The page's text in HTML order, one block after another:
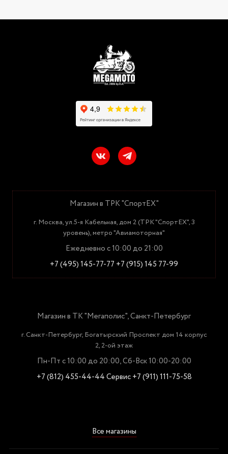
Магазин в ТРК "СпортЕХ"
г. Москва, ул.5-я Кабельная, дом 2 (ТРК "СпортЕХ", 3
уровень), метро "Авиамоторная"
Ежедневно с 10:00 до 21:00
+7 (495) 145-77-77 +7 (915) 145 77-99
Магазин в ТК "Мегаполис", Санкт-Петербург
г. Санкт-Петербург, Богатырский Проспект дом 14 корпус
2, 2-ой этаж
Пн-Пт с 10:00 до 20:00, Сб-Вск 10:00-20:00
+7 (812) 455-44-44Сервис +7 (911) 111-75-58
Все магазины